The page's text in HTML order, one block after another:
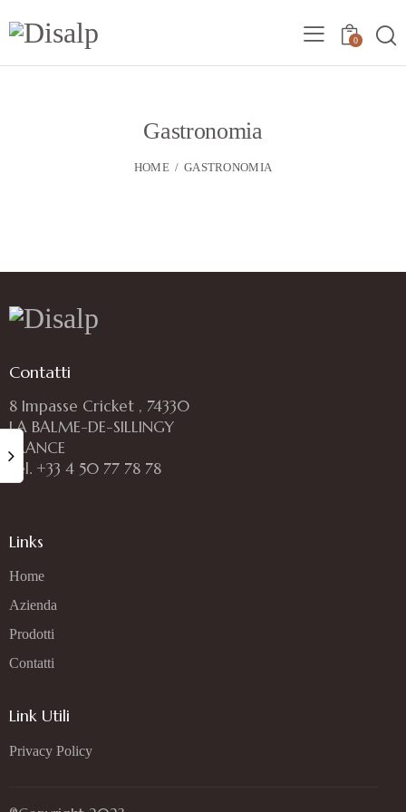
0
Gastronomia
HOME GASTRONOMIA
Contatti
8 Impasse Cricket , 74330
LA BALME-DE-SILLINGY
FRANCE
Tél. +33 4 50 77 78 78
Links
Home
Azienda
Prodotti
Contatti
Link Utili
Privacy Policy